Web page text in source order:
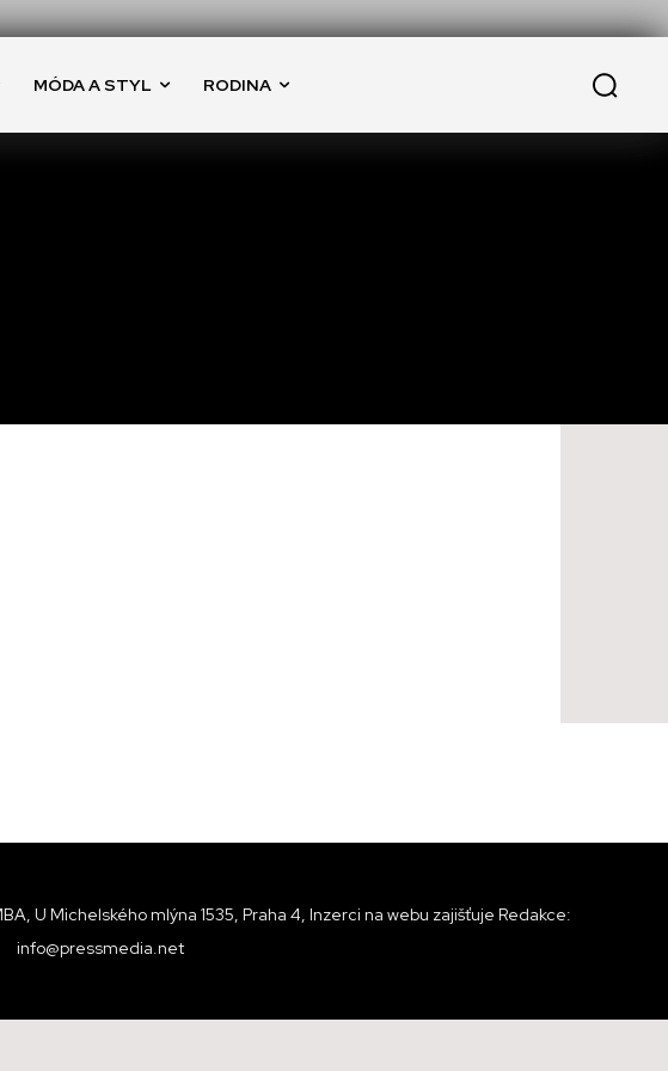
MÓDA A STYL RODINA
U Michelského mlýna 1535, Praha 4, Inzerci na webu zajišťuje Redakce:
info@pressmedia.net